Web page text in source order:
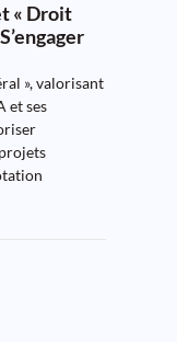
« Droit
», valorisant
et ses